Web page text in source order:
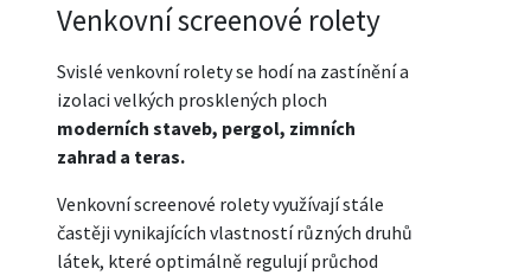
Venkovní screenové rolety
Svislé venkovní rolety se hodí na zastínění a
izolaci velkých prosklených ploch
moderních staveb, pergol, zimních
zahrad a teras.
Venkovní screenové rolety využívají stále
častěji vynikajících vlastností různých druhů
látek, které optimálně regulují průchod